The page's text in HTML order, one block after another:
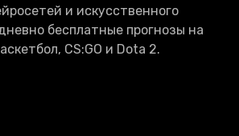
и искусственного
бесплатные прогнозы на
CS:GO и Dota 2.